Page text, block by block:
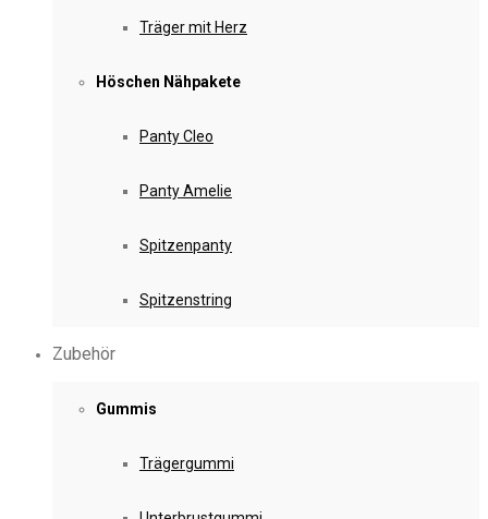
Träger mit Herz
Höschen Nähpakete
Panty Cleo
Panty Amelie
Spitzenpanty
Spitzenstring
Zubehör
Gummis
Trägergummi